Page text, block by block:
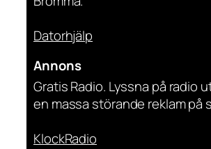
Datorhjälp
Annons
Gratis Radio. Lyssna på radio
en massa störande reklam på
KlockRadio